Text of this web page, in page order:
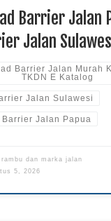
Barrier Jalan
Jalan
Barrier Jalan Murah
TKDN E Katalog
Jalan Sulawesi
Jalan Papua
dan marka jalan
5, 2026